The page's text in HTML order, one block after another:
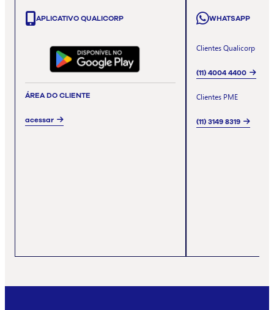
APLICATIVO QUALICORP
ÁREA DO CLIENTE
acessar
WHATSAPP
Clientes Qualicorp
(11) 4004 4400
Clientes PME
(11) 3149 8319